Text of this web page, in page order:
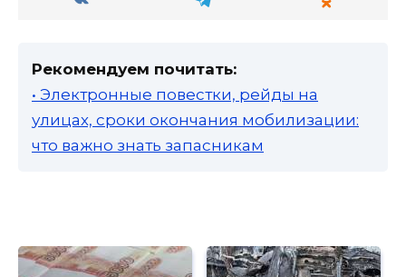
Рекомендуем почитать:
• Электронные повестки, рейды на
улицах, сроки окончания мобилизации:
что важно знать запасникам